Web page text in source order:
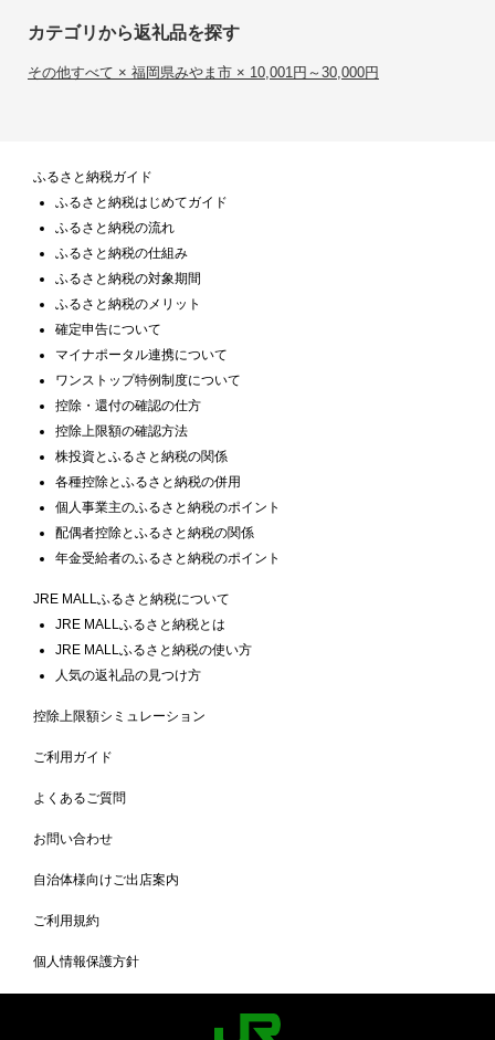
カテゴリから返礼品を探す
その他すべて × 福岡県みやま市 × 10,001円～30,000円
ふるさと納税ガイド
ふるさと納税はじめてガイド
ふるさと納税の流れ
ふるさと納税の仕組み
ふるさと納税の対象期間
ふるさと納税のメリット
確定申告について
マイナポータル連携について
ワンストップ特例制度について
控除・還付の確認の仕方
控除上限額の確認方法
株投資とふるさと納税の関係
各種控除とふるさと納税の併用
個人事業主のふるさと納税のポイント
配偶者控除とふるさと納税の関係
年金受給者のふるさと納税のポイント
JRE MALLふるさと納税について
JRE MALLふるさと納税とは
JRE MALLふるさと納税の使い方
人気の返礼品の見つけ方
控除上限額シミュレーション
ご利用ガイド
よくあるご質問
お問い合わせ
自治体様向けご出店案内
ご利用規約
個人情報保護方針